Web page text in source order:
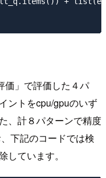
価」で評価した４パ
ントをcpu/gpuのいず
、計８パターンで精度
下記のコードでは検
ています。